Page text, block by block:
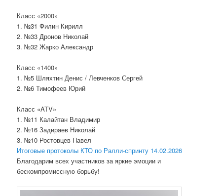
Класс «2000»
1. №31 Филин Кирилл
2. №33 Дронов Николай
3. №32 Жарко Александр
Класс «1400»
1. №5 Шляхтин Денис / Левченков Сергей
2. №6 Тимофеев Юрий
Класс «ATV»
1. №11 Калайтан Владимир
2. №16 Задираев Николай
3. №10 Ростовцев Павел
Итоговые протоколы КТО по Ралли-спринту 14.02.2026
Благодарим всех участников за яркие эмоции и
бескомпромиссную борьбу!